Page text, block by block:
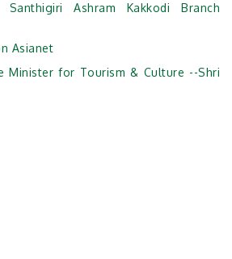
Ashram Kakkodi Branch
Asianet
Minister for Tourism & Culture --Shri